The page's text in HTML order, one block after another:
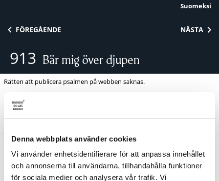
Denna webbplats använder cookies
Vi använder enhetsidentifierare för att anpassa innehållet
och annonserna till användarna, tillhandahålla funktioner
för sociala medier och analysera vår trafik. Vi
Suomeksi
FÖREGÅENDE NÄSTA
913 Bär mig över djupen
Rätten att publicera psalmen på webben saknas.
Britt Gerda Hallqvist. | Melodi: Mikael Svarvar 2014.
Avdelning:Kris och katastrof